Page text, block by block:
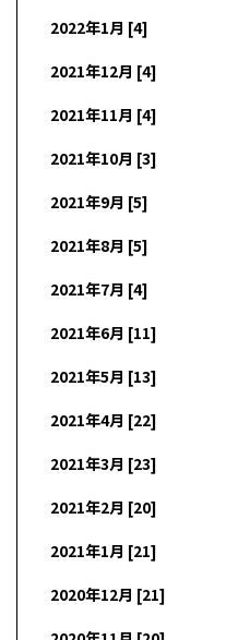
2022年1月 [4]
2021年12月 [4]
2021年11月 [4]
2021年10月 [3]
2021年9月 [5]
2021年8月 [5]
2021年7月 [4]
2021年6月 [11]
2021年5月 [13]
2021年4月 [22]
2021年3月 [23]
2021年2月 [20]
2021年1月 [21]
2020年12月 [21]